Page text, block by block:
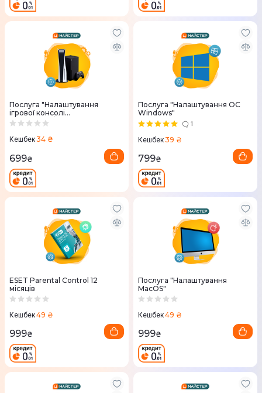
Послуга "Налаштування
ігрової консолі
(PlayStation/Xbox)"
Кешбек34 ₴
699₴
Послуга "Налаштування ОС
Windows"
1
Кешбек39 ₴
799₴
ESET Parental Control 12
місяців
Кешбек49 ₴
999₴
Послуга "Налаштування
MacOS"
Кешбек49 ₴
999₴